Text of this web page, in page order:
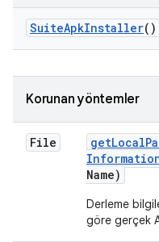
SuiteApkInstaller()
Korunan yöntemler
File getLocal
Name)
Derleme
göre gerçek